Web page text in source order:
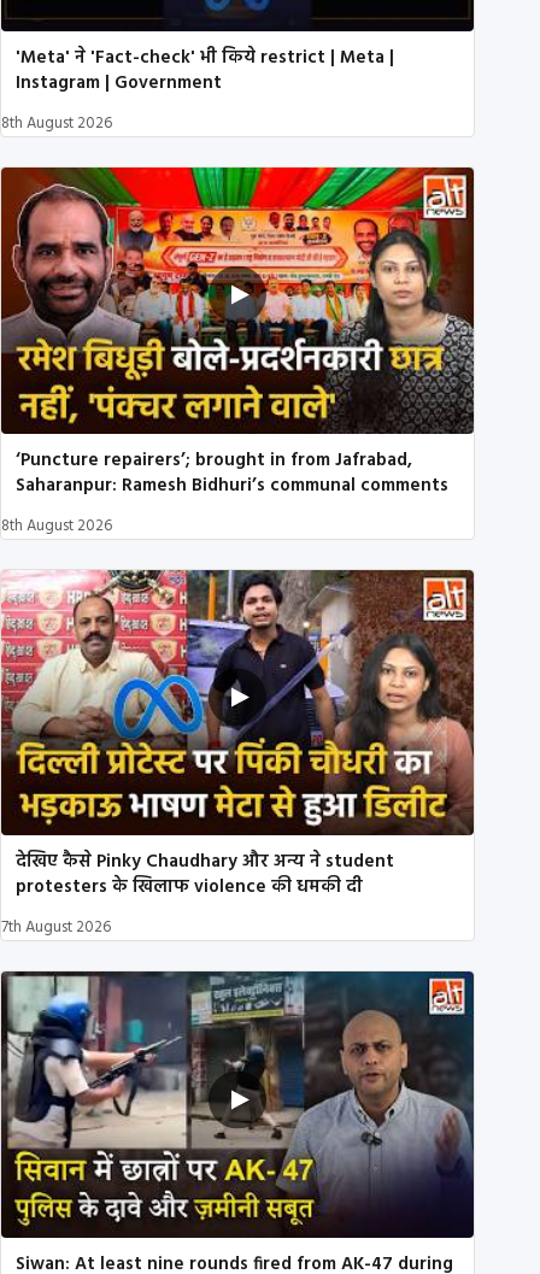
'Meta' ने 'Fact-check' भी किये restrict | Meta |
Instagram | Government
8th August 2026
‘Puncture repairers’; brought in from Jafrabad,
Saharanpur: Ramesh Bidhuri’s communal comments
8th August 2026
देखिए कैसे Pinky Chaudhary और अन्य ने student
protesters के खिलाफ violence की धमकी दी
7th August 2026
Siwan: At least nine rounds fired from AK-47 during